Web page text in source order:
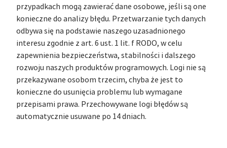
przypadkach mogą zawierać dane osobowe, jeśli są one
konieczne do analizy błędu. Przetwarzanie tych danych
odbywa się na podstawie naszego uzasadnionego
interesu zgodnie z art. 6 ust. 1 lit. f RODO, w celu
zapewnienia bezpieczeństwa, stabilności i dalszego
rozwoju naszych produktów programowych. Logi nie są
przekazywane osobom trzecim, chyba że jest to
konieczne do usunięcia problemu lub wymagane
przepisami prawa. Przechowywane logi błędów są
automatycznie usuwane po 14 dniach.